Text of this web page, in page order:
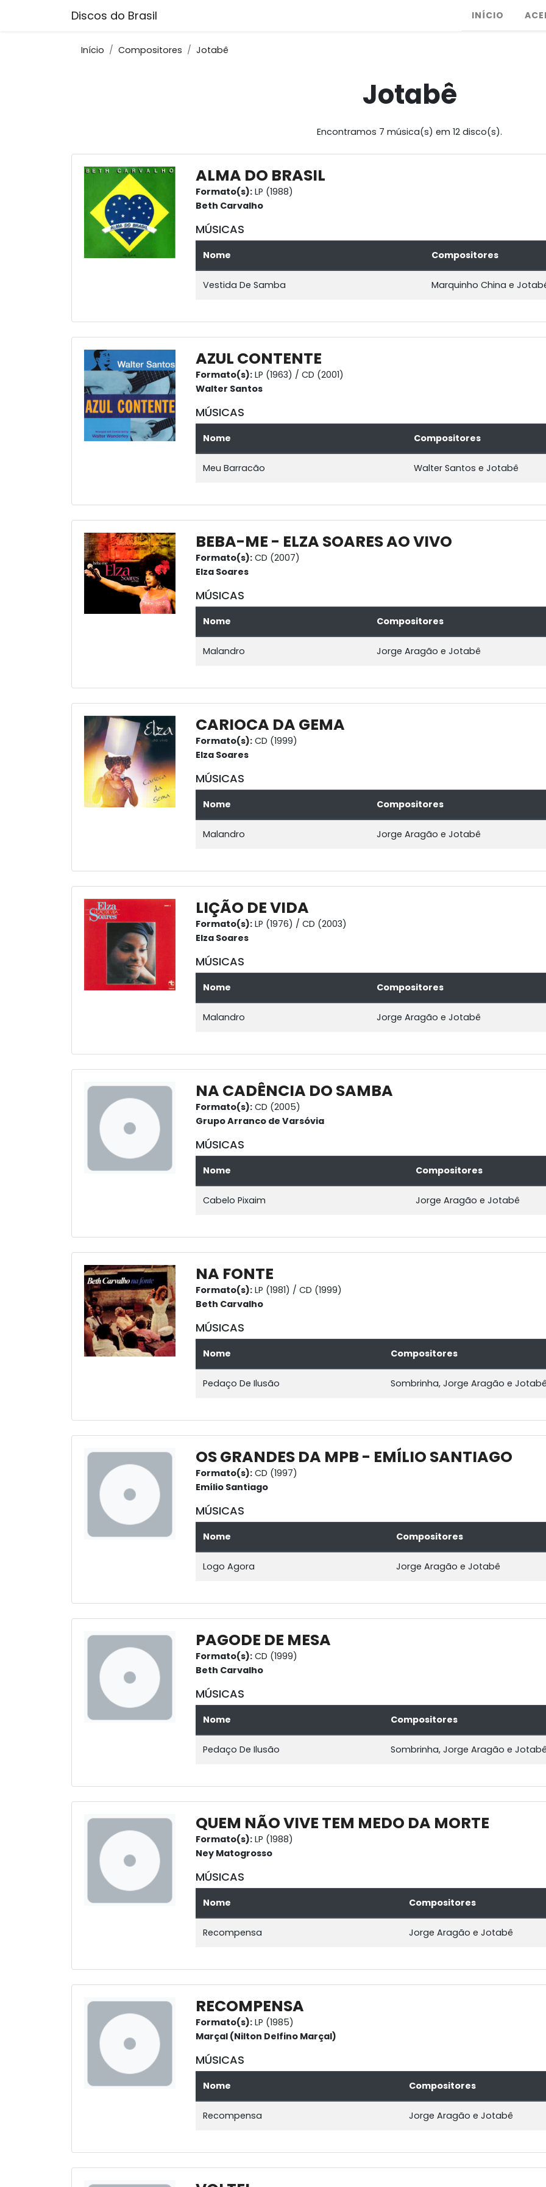
Discos do Brasil INÍCIO
Início Compositores Jotabê
Jotabê
Encontramos 7 música(s) em 12 disco(s).
ALMA DO BRASIL
Formato(s): LP (1988)
Beth Carvalho
MÚSICAS
Nome Compositores
Vestida De Samba Marquinho China e
AZUL CONTENTE
Formato(s): LP (1963) / CD (2001)
Walter Santos
MÚSICAS
Nome Compositores
Meu Barracão Walter Santos e Jotabê
BEBA-ME - ELZA SOARES AO VIVO
Formato(s): CD (2007)
Elza Soares
MÚSICAS
Nome Compositores
Malandro Jorge Aragão e Jotabê
CARIOCA DA GEMA
Formato(s): CD (1999)
Elza Soares
MÚSICAS
Nome Compositores
Malandro Jorge Aragão e Jotabê
LIÇÃO DE VIDA
Formato(s): LP (1976) / CD (2003)
Elza Soares
MÚSICAS
Nome Compositores
Malandro Jorge Aragão e Jotabê
NA CADÊNCIA DO SAMBA
Formato(s): CD (2005)
Grupo Arranco de Varsóvia
MÚSICAS
Nome Compositores
Cabelo Pixaim Jorge Aragão e Jotabê
NA FONTE
Formato(s): LP (1981) / CD (1999)
Beth Carvalho
MÚSICAS
Nome Compositores
Pedaço De Ilusão Sombrinha, Jorge Aragão e
OS GRANDES DA MPB - EMÍLIO SANTIAGO
Formato(s): CD (1997)
Emílio Santiago
MÚSICAS
Nome Compositores
Logo Agora Jorge Aragão e Jotabê
PAGODE DE MESA
Formato(s): CD (1999)
Beth Carvalho
MÚSICAS
Nome Compositores
Pedaço De Ilusão Sombrinha, Jorge Aragão e
QUEM NÃO VIVE TEM MEDO DA MORTE
Formato(s): LP (1988)
Ney Matogrosso
MÚSICAS
Nome Compositores
Recompensa Jorge Aragão e Jotabê
RECOMPENSA
Formato(s): LP (1985)
Marçal (Nilton Delfino Marçal)
MÚSICAS
Nome Compositores
Recompensa Jorge Aragão e Jotabê